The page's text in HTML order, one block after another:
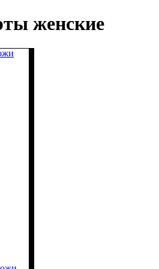
женские